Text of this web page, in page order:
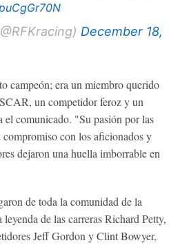
December 18,
campeón; era un miembro querido
un competidor feroz y un
el comunicado. "Su pasión por las
compromiso con los aficionados y
dejaron una huella imborrable en
de toda la comunidad de la
de las carreras Richard Petty,
Jeff Gordon y Clint Bowyer,